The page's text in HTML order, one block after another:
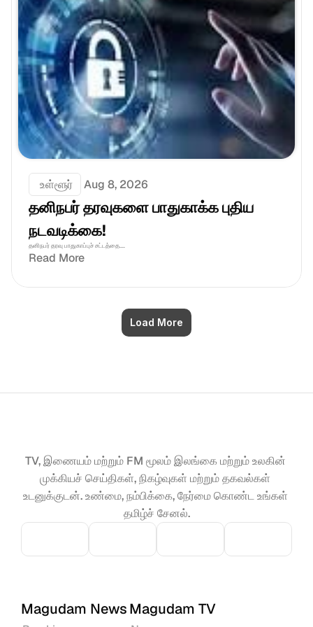
உள்ளூர் Aug 8, 2026
தனிநபர் தரவுகளை பாதுகாக்க புதிய
நடவடிக்கை!
தனிநபர் தரவு பாதுகாப்புச் சட்டத்தை....
Read More
Load More
TV, இணையம் மற்றும் FM மூலம் இலங்கை மற்றும் உலகின்
முக்கியச் செய்திகள், நிகழ்வுகள் மற்றும் தகவல்கள்
உடனுக்குடன். உண்மை, நம்பிக்கை, நேர்மை கொண்ட உங்கள்
தமிழ்ச் சேனல்.
Magudam NewsMagudam TV